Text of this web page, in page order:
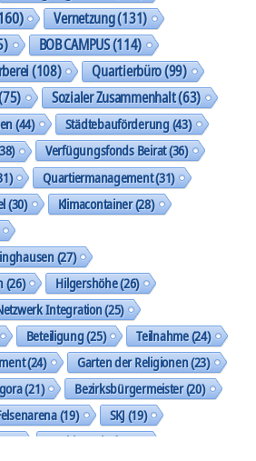
Vernetzung(131)
BOB CAMPUS(114)
(108) Quartierbüro(99)
Sozialer Zusammenhalt(63)
(44) Städtebauförderung(43)
Verfügungsfonds Beirat(36)
Quartiermanagement(31)
(30) Klimacontainer(28)
(27)
(26) Hilgershöhe(26)
Integration(25)
Beteiligung(25) Teilnahme(24)
(24) Garten der Religionen(23)
(21) Bezirksbürgermeister(20)
(19) SKJ(19)
Nachbarschaft(19)